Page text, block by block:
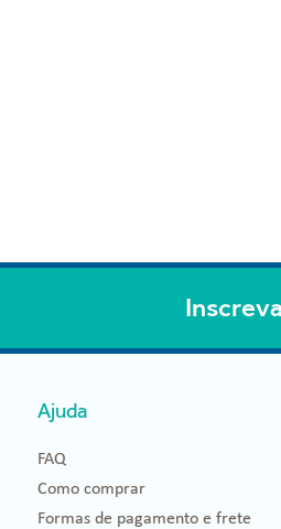
Ajuda
FAQ
Como comprar
Formas de pagamento e frete